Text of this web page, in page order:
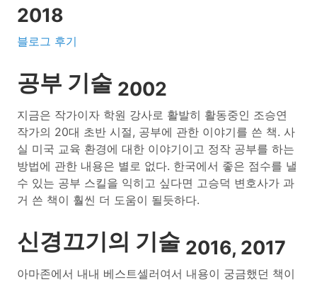
2018
블로그 후기
공부 기술 2002
지금은 작가이자 학원 강사로 활발히 활동중인 조승연
작가의 20대 초반 시절, 공부에 관한 이야기를 쓴 책. 사
실 미국 교육 환경에 대한 이야기이고 정작 공부를 하는
방법에 관한 내용은 별로 없다. 한국에서 좋은 점수를 낼
수 있는 공부 스킬을 익히고 싶다면 고승덕 변호사가 과
거 쓴 책이 훨씬 더 도움이 될듯하다.
신경끄기의 기술 2016, 2017
아마존에서 내내 베스트셀러여서 내용이 궁금했던 책이